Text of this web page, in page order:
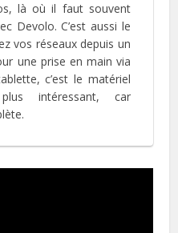
là où il faut souvent
Devolo. C’est aussi le
vos réseaux depuis un
une prise en main via
c’est le matériel
intéressant, car